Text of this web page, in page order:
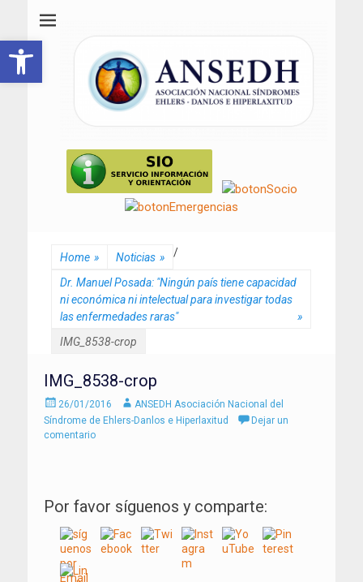
Home » Noticias » /
Dr. Manuel Posada: "Ningún país tiene capacidad
ni económica ni intelectual para investigar todas
las enfermedades raras"
»
IMG_8538-crop
IMG_8538-crop
Enviado
el
26/01/2016 AutorANSEDH Asociación Nacional del
Síndrome de Ehlers-Danlos e Hiperlaxitud
Dejar un
comentario
Por favor síguenos y comparte:
Abrir barra de herramientas